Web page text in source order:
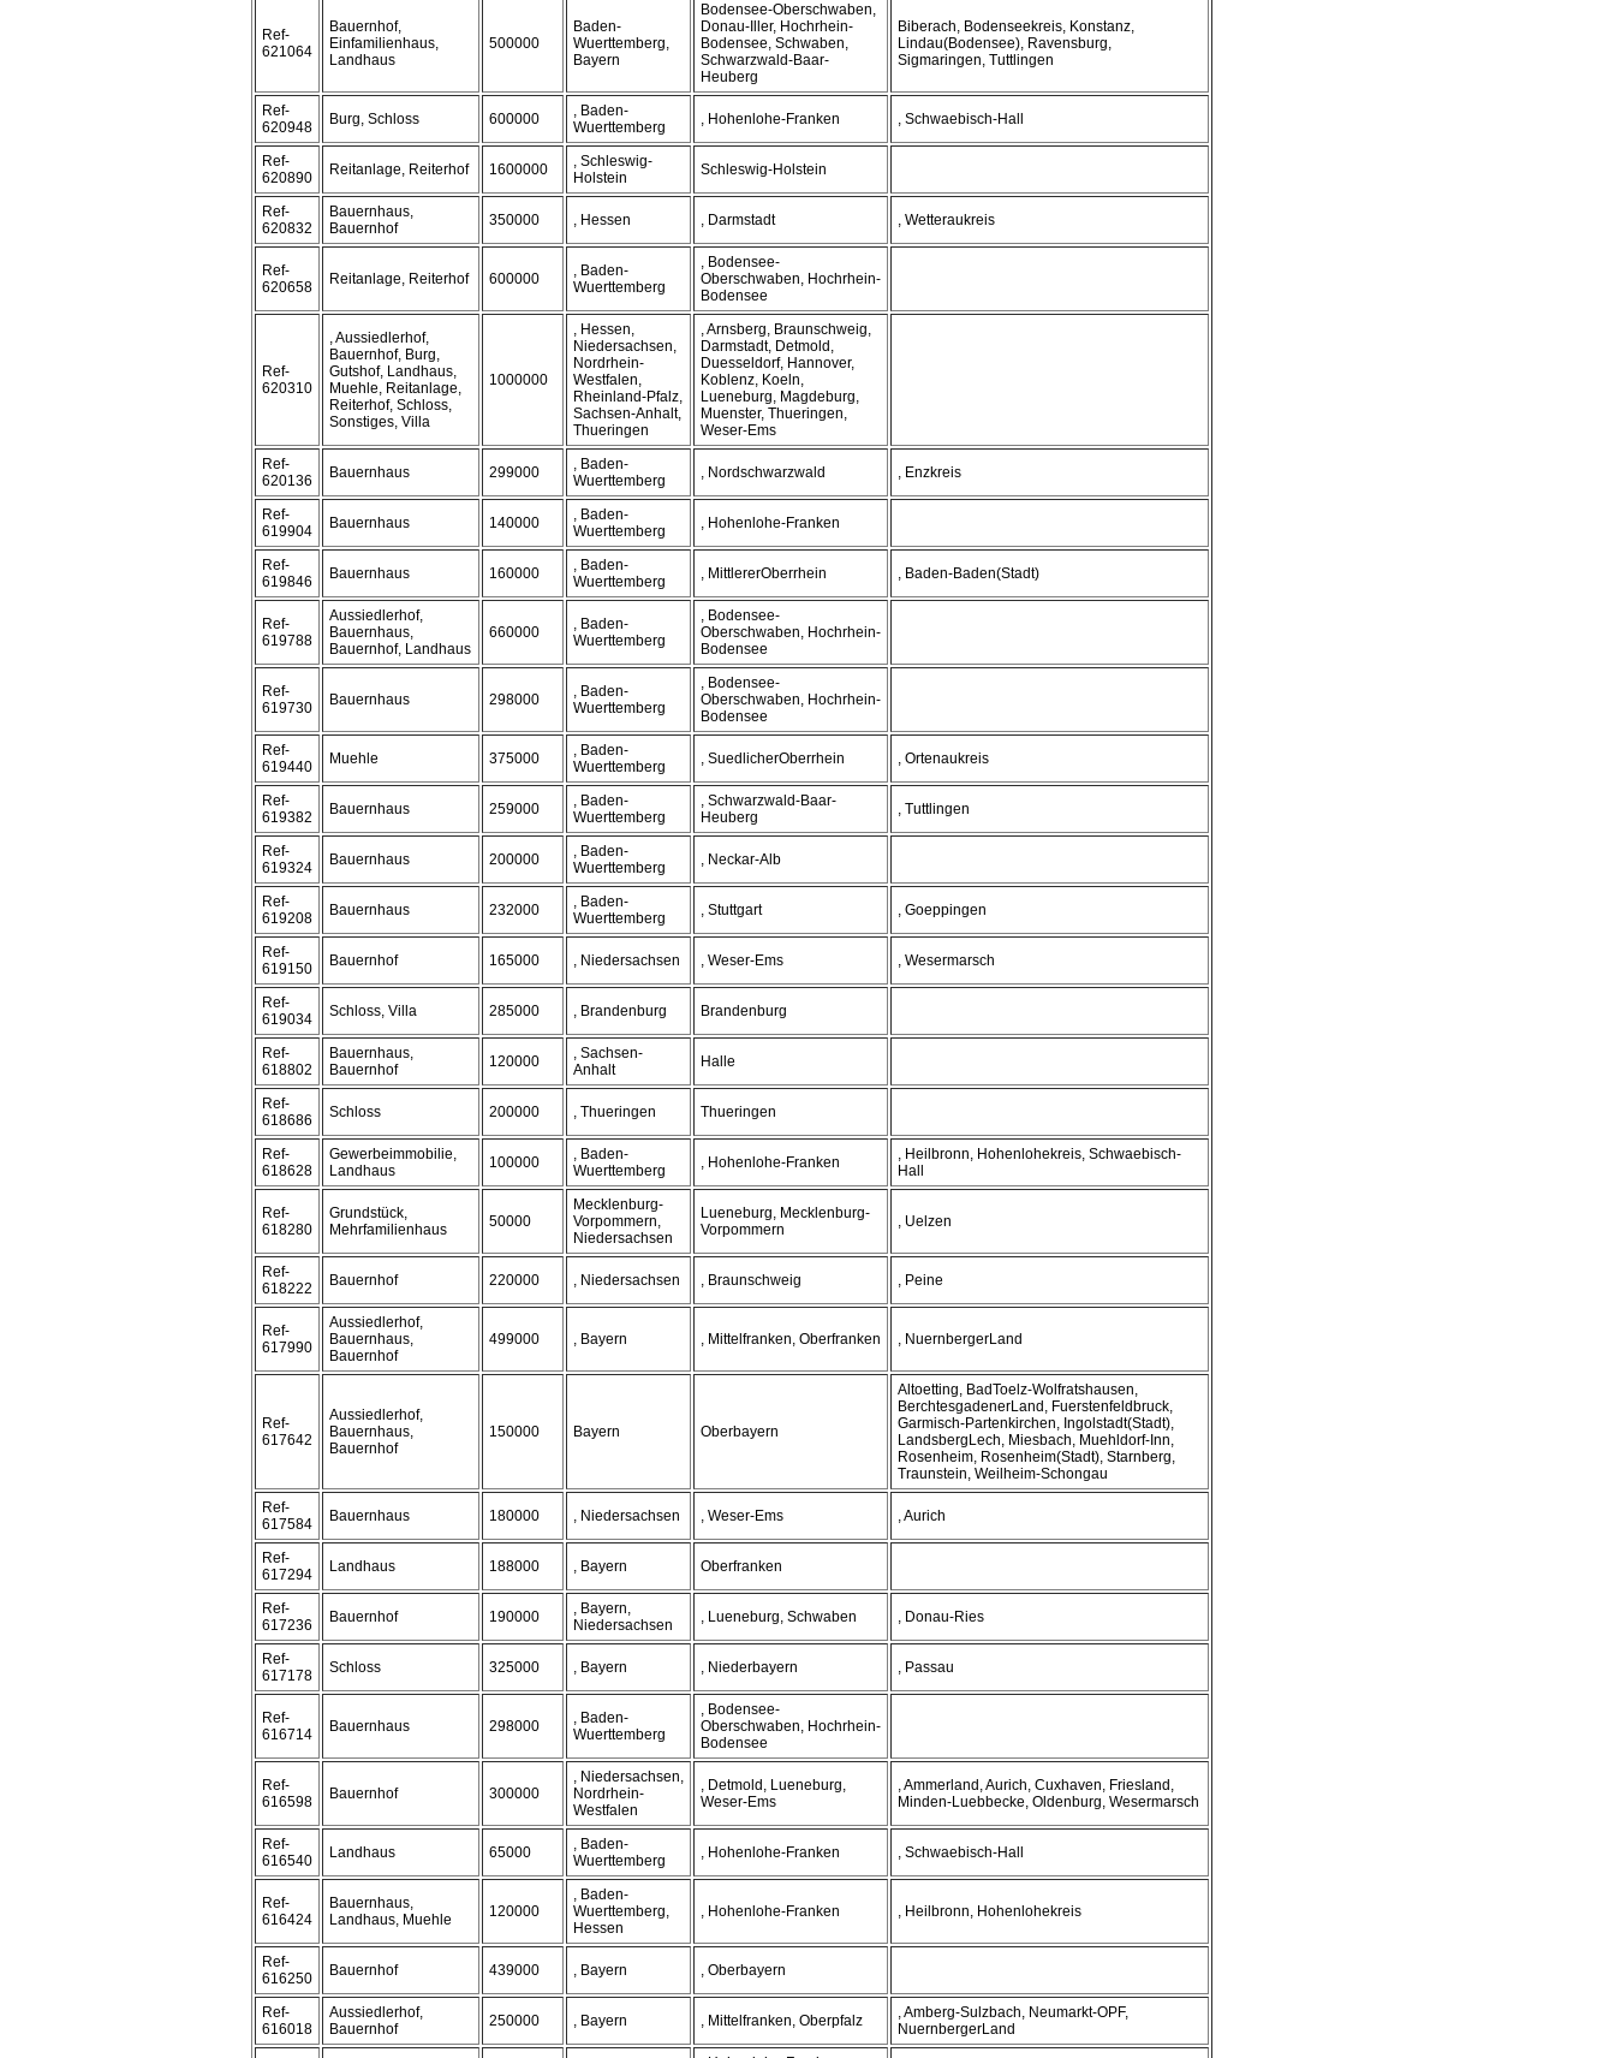
Ref-
621064
Bauernhof,
Einfamilienhaus,
Landhaus
500000
Baden-
Wuerttemberg,
Bayern
Bodensee-Oberschwaben,
Donau-Iller, Hochrhein-
Bodensee, Schwaben,
Schwarzwald-Baar-
Heuberg
Biberach, Bodenseekreis, Konstanz,
Lindau(Bodensee), Ravensburg,
Sigmaringen, Tuttlingen
Ref-
620948
Burg, Schloss 600000
, Baden-
Wuerttemberg
, Hohenlohe-Franken , Schwaebisch-Hall
Ref-
620890
Reitanlage, Reiterhof 1600000
, Schleswig-
Holstein
Schleswig-Holstein
Ref-
620832
Bauernhaus,
Bauernhof
350000 , Hessen , Darmstadt , Wetteraukreis
Ref-
620658
Reitanlage, Reiterhof 600000
, Baden-
Wuerttemberg
, Bodensee-
Oberschwaben, Hochrhein-
Bodensee
Ref-
620310
, Aussiedlerhof,
Bauernhof, Burg,
Gutshof, Landhaus,
Muehle, Reitanlage,
Reiterhof, Schloss,
Sonstiges, Villa
1000000
, Hessen,
Niedersachsen,
Nordrhein-
Westfalen,
Rheinland-Pfalz,
Sachsen-Anhalt,
Thueringen
, Arnsberg, Braunschweig,
Darmstadt, Detmold,
Duesseldorf, Hannover,
Koblenz, Koeln,
Lueneburg, Magdeburg,
Muenster, Thueringen,
Weser-Ems
Ref-
620136
Bauernhaus 299000
, Baden-
Wuerttemberg
, Nordschwarzwald , Enzkreis
Ref-
619904
Bauernhaus 140000
, Baden-
Wuerttemberg
, Hohenlohe-Franken
Ref-
619846
Bauernhaus 160000
, Baden-
Wuerttemberg
, MittlererOberrhein , Baden-Baden(Stadt)
Ref-
619788
Aussiedlerhof,
Bauernhaus,
Bauernhof, Landhaus
660000
, Baden-
Wuerttemberg
, Bodensee-
Oberschwaben, Hochrhein-
Bodensee
Ref-
619730
Bauernhaus 298000
, Baden-
Wuerttemberg
, Bodensee-
Oberschwaben, Hochrhein-
Bodensee
Ref-
619440
Muehle 375000
, Baden-
Wuerttemberg
, SuedlicherOberrhein , Ortenaukreis
Ref-
619382
Bauernhaus 259000
, Baden-
Wuerttemberg
, Schwarzwald-Baar-
Heuberg
, Tuttlingen
Ref-
619324
Bauernhaus 200000
, Baden-
Wuerttemberg
, Neckar-Alb
Ref-
619208
Bauernhaus 232000
, Baden-
Wuerttemberg
, Stuttgart , Goeppingen
Ref-
619150
Bauernhof 165000 , Niedersachsen , Weser-Ems , Wesermarsch
Ref-
619034
Schloss, Villa 285000 , Brandenburg Brandenburg
Ref-
618802
Bauernhaus,
Bauernhof
120000
, Sachsen-
Anhalt
Halle
Ref-
618686
Schloss 200000 , Thueringen Thueringen
Ref-
618628
Gewerbeimmobilie,
Landhaus
100000
, Baden-
Wuerttemberg
, Hohenlohe-Franken
, Heilbronn, Hohenlohekreis, Schwaebisch-
Hall
Ref-
618280
Grundstück,
Mehrfamilienhaus
50000
Mecklenburg-
Vorpommern,
Niedersachsen
Lueneburg, Mecklenburg-
Vorpommern
, Uelzen
Ref-
618222
Bauernhof 220000 , Niedersachsen , Braunschweig , Peine
Ref-
617990
Aussiedlerhof,
Bauernhaus,
Bauernhof
499000 , Bayern , Mittelfranken, Oberfranken , NuernbergerLand
Ref-
617642
Aussiedlerhof,
Bauernhaus,
Bauernhof
150000 Bayern Oberbayern
Altoetting, BadToelz-Wolfratshausen,
BerchtesgadenerLand, Fuerstenfeldbruck,
Garmisch-Partenkirchen, Ingolstadt(Stadt),
LandsbergLech, Miesbach, Muehldorf-Inn,
Rosenheim, Rosenheim(Stadt), Starnberg,
Traunstein, Weilheim-Schongau
Ref-
617584
Bauernhaus 180000 , Niedersachsen , Weser-Ems , Aurich
Ref-
617294
Landhaus 188000 , Bayern Oberfranken
Ref-
617236
Bauernhof 190000
, Bayern,
Niedersachsen
, Lueneburg, Schwaben , Donau-Ries
Ref-
617178
Schloss 325000 , Bayern , Niederbayern , Passau
Ref-
616714
Bauernhaus 298000
, Baden-
Wuerttemberg
, Bodensee-
Oberschwaben, Hochrhein-
Bodensee
Ref-
616598
Bauernhof 300000
, Niedersachsen,
Nordrhein-
Westfalen
, Detmold, Lueneburg,
Weser-Ems
, Ammerland, Aurich, Cuxhaven, Friesland,
Minden-Luebbecke, Oldenburg, Wesermarsch
Ref-
616540
Landhaus 65000
, Baden-
Wuerttemberg
, Hohenlohe-Franken , Schwaebisch-Hall
Ref-
616424
Bauernhaus,
Landhaus, Muehle
120000
, Baden-
Wuerttemberg,
Hessen
, Hohenlohe-Franken , Heilbronn, Hohenlohekreis
Ref-
616250
Bauernhof 439000 , Bayern , Oberbayern
Ref-
616018
Aussiedlerhof,
Bauernhof
250000 , Bayern , Mittelfranken, Oberpfalz
, Amberg-Sulzbach, Neumarkt-OPF,
NuernbergerLand